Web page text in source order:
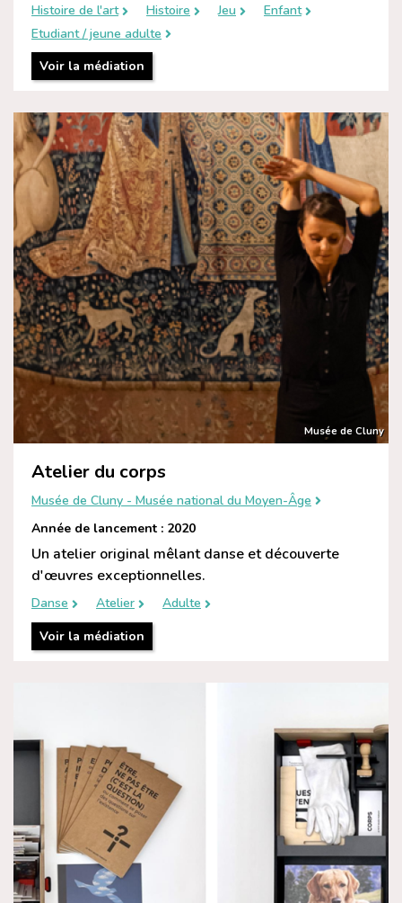
Histoire de l'art Histoire Jeu
Enfant
Etudiant / jeune adulte
Voir la médiation
Musée de Cluny
Atelier du corps
Musée de Cluny - Musée national du Moyen-Âge
Année de lancement : 2020
Un atelier original mêlant danse et découverte
d'œuvres exceptionnelles.
Danse Atelier
Adulte
Voir la médiation